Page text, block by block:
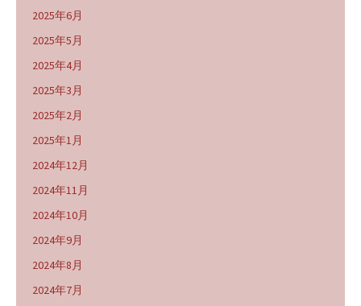
2025年6月
2025年5月
2025年4月
2025年3月
2025年2月
2025年1月
2024年12月
2024年11月
2024年10月
2024年9月
2024年8月
2024年7月